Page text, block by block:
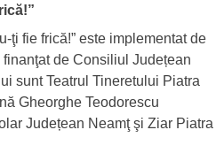
Nu-ți fie frică!”
ţi fie frică!” este implementat de
de Consiliul Județean
sunt Teatrul Tineretului Piatra
Gheorghe Teodorescu
Județean Neamţ şi Ziar Piatra